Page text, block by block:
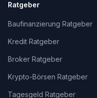
Ratgeber
Baufinanzierung Ratgeber
Kredit Ratgeber
Broker Ratgeber
Krypto-Börsen Ratgeber
Tagesgeld Ratgeber